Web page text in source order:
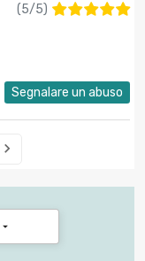
(5/5)
Segnalare un abuso

